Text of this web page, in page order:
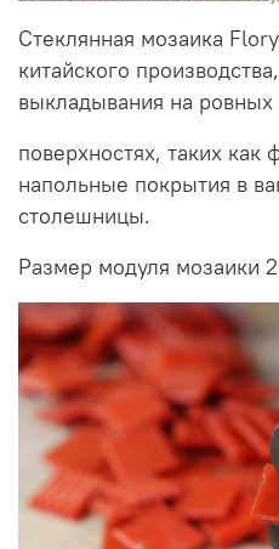
Стеклянная мозаика
китайского
выкладывания на ровных
поверхностях, таких как
напольные покрытия в
столешницы.
Размер модуля мозаики